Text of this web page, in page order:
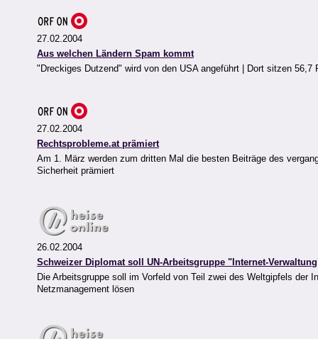
27.02.2004
Aus welchen Ländern Spam kommt
"Dreckiges Dutzend" wird von den USA angeführt | Dort sitzen 56,7
27.02.2004
Rechtsprobleme.at prämiert
Am 1. März werden zum dritten Mal die besten Beiträge des
Sicherheit prämiert
26.02.2004
Schweizer Diplomat soll UN-Arbeitsgruppe "Internet-
Die Arbeitsgruppe soll im Vorfeld von Teil zwei des Weltgipfels der
Netzmanagement lösen